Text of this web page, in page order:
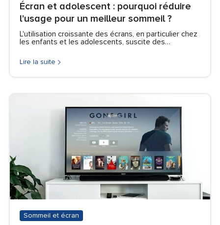
Écran et adolescent : pourquoi réduire
l'usage pour un meilleur sommeil ?
L'utilisation croissante des écrans, en particulier chez
les enfants et les adolescents, suscite des…
Lire la suite
Sommeil et écran